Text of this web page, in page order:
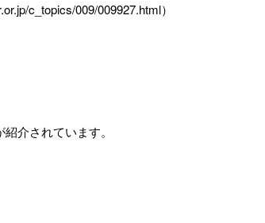
c_topics/009/009927.html）
介されています。